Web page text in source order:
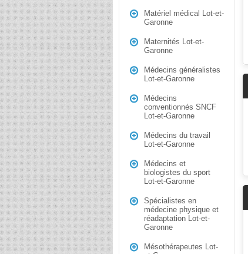
Matériel médical Lot-et-
Garonne
Maternités Lot-et-
Garonne
Médecins généralistes
Lot-et-Garonne
Médecins
conventionnés SNCF
Lot-et-Garonne
Médecins du travail
Lot-et-Garonne
Médecins et
biologistes du sport
Lot-et-Garonne
Spécialistes en
médecine physique et
réadaptation Lot-et-
Garonne
Mésothérapeutes Lot-